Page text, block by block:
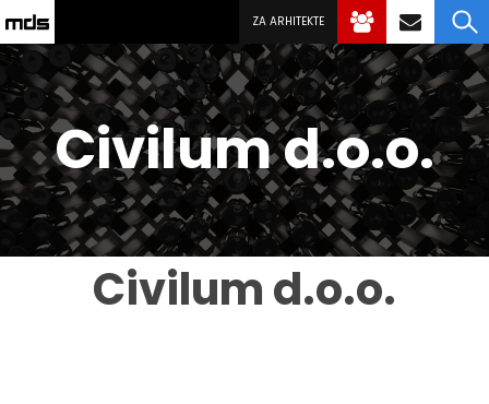
ZA ARHITEKTE
Civilum d.o.o.
Civilum d.o.o.